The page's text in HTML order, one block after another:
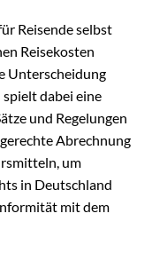
Reisende selbst
Reisekosten
Unterscheidung
dabei eine
und Regelungen
Abrechnung
um
in Deutschland
mit dem